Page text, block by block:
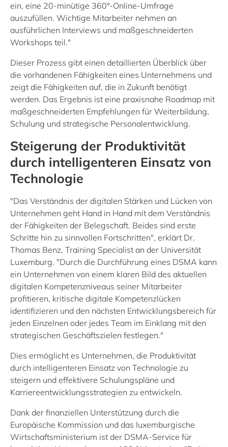
ein, eine 20-minütige 360°-Online-Umfrage
auszufüllen. Wichtige Mitarbeiter nehmen an
ausführlichen Interviews und maßgeschneiderten
Workshops teil."
Dieser Prozess gibt einen detaillierten Überblick über
die vorhandenen Fähigkeiten eines Unternehmens und
zeigt die Fähigkeiten auf, die in Zukunft benötigt
werden. Das Ergebnis ist eine praxisnahe Roadmap mit
maßgeschneiderten Empfehlungen für Weiterbildung,
Schulung und strategische Personalentwicklung.
Steigerung der Produktivität
durch intelligenteren Einsatz von
Technologie
"Das Verständnis der digitalen Stärken und Lücken von
Unternehmen geht Hand in Hand mit dem Verständnis
der Fähigkeiten der Belegschaft. Beides sind erste
Schritte hin zu sinnvollen Fortschritten", erklärt Dr.
Thomas Benz, Training Specialist an der Universität
Luxemburg. "Durch die Durchführung eines DSMA kann
ein Unternehmen von einem klaren Bild des aktuellen
digitalen Kompetenzniveaus seiner Mitarbeiter
profitieren, kritische digitale Kompetenzlücken
identifizieren und den nächsten Entwicklungsbereich für
jeden Einzelnen oder jedes Team im Einklang mit den
strategischen Geschäftszielen festlegen."
Dies ermöglicht es Unternehmen, die Produktivität
durch intelligenteren Einsatz von Technologie zu
steigern und effektivere Schulungspläne und
Karriereentwicklungsstrategien zu entwickeln.
Dank der finanziellen Unterstützung durch die
Europäische Kommission und das luxemburgische
Wirtschaftsministerium ist der DSMA-Service für